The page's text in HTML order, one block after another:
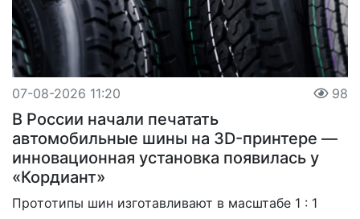
07-08-2026 11:20 98
В России начали печатать
автомобильные шины на 3D-принтере —
инновационная установка появилась у
«Кордиант»
Прототипы шин изготавливают в масштабе 1 : 1